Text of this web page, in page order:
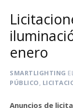
enero
SMARTLIGHTING
PÚBLICO,
Anuncios de